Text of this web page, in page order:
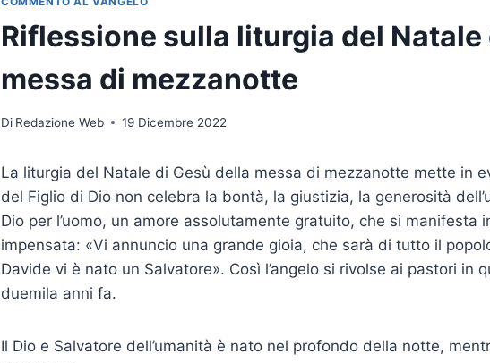
Riflessione sulla liturgia del Natale
messa di mezzanotte
Di Redazione Web 19 Dicembre 2022
La liturgia del Natale di Gesù della messa di mezzanotte mette in
del Figlio di Dio non celebra la bontà, la giustizia, la generosità
Dio per l’uomo, un amore assolutamente gratuito, che si manifesta
impensata: «Vi annuncio una grande gioia, che sarà di tutto il
Davide vi è nato un Salvatore». Così l’angelo si rivolse ai pastori in
duemila anni fa.
Il Dio e Salvatore dell’umanità è nato nel profondo della notte,